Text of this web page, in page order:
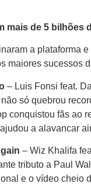
mais de 5 bilhões
a plataforma
maiores sucessos
– Luis Fonsi feat.
não só quebrou
conquistou fãs ao
a alavancar
– Wiz Khalifa
tributo a Paul
e o vídeo cheio